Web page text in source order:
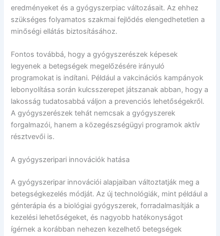
eredményeket és a gyógyszerpiac változásait. Az ehhez
szükséges folyamatos szakmai fejlődés elengedhetetlen a
minőségi ellátás biztosításához.
Fontos továbbá, hogy a gyógyszerészek képesek
legyenek a betegségek megelőzésére irányuló
programokat is indítani. Például a vakcinációs kampányok
lebonyolítása során kulcsszerepet játszanak abban, hogy a
lakosság tudatosabbá váljon a prevenciós lehetőségekről.
A gyógyszerészek tehát nemcsak a gyógyszerek
forgalmazói, hanem a közegészségügyi programok aktív
résztvevői is.
A gyógyszeripari innovációk hatása
A gyógyszeripar innovációi alapjaiban változtatják meg a
betegségkezelés módját. Az új technológiák, mint például a
génterápia és a biológiai gyógyszerek, forradalmasítják a
kezelési lehetőségeket, és nagyobb hatékonyságot
ígérnek a korábban nehezen kezelhető betegségek